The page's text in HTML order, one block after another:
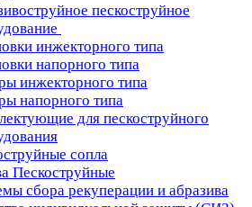
пескоструйное
инжекторного типа
напорного типа
инжекторного типа
напорного типа
для пескоструйного
сопла
Пескоструйные
сбора рекуперации и абразива